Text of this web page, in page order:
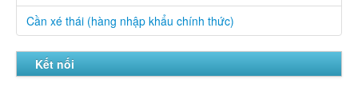
Cần xé thái (hàng nhập khẩu chính thức)
Kết nối